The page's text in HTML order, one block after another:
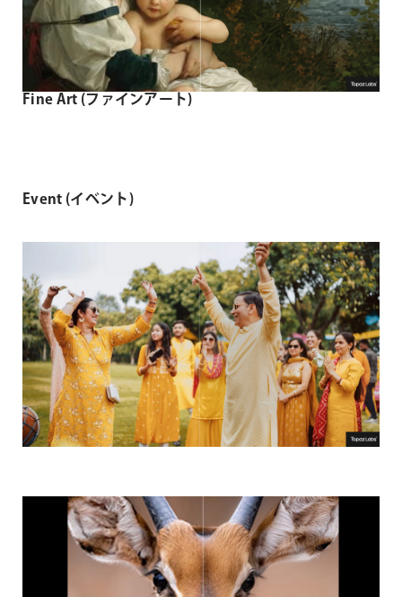
Fine Art (ファインアート)
Event (イベント)